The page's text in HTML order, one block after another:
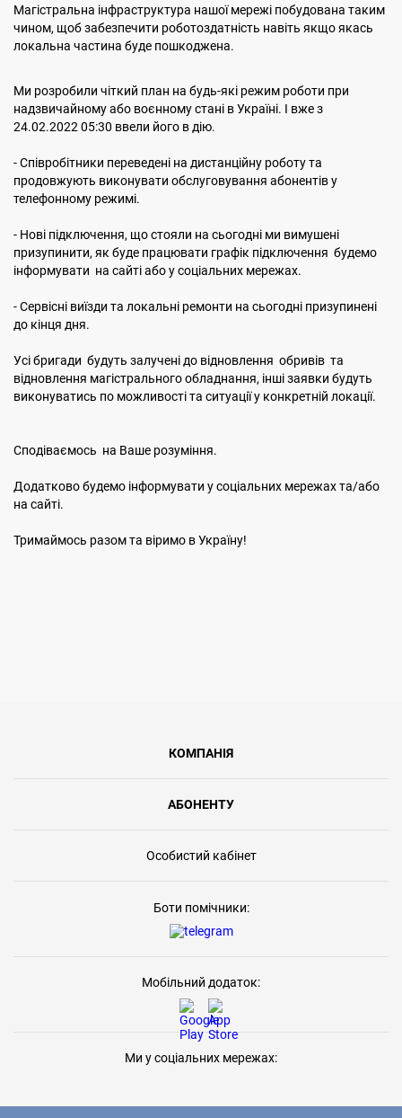
Магістральна інфраструктура нашої мережі побудована таким
чином, щоб забезпечити роботоздатність навіть якщо якась
локальна частина буде пошкоджена.
Ми розробили чіткий план на будь-які режим роботи при
надзвичайному або воєнному стані в Україні. І вже з
24.02.2022 05:30 ввели його в дію.
- Співробітники переведені на дистанційну роботу та
продовжують виконувати обслуговування абонентів у
телефонному режимі.
- Нові підключення, що стояли на сьогодні ми вимушені
призупинити, як буде працювати графік підключення будемо
інформувати на сайті або у соціальних мережах.
- Сервісні виїзди та локальні ремонти на сьогодні призупинені
до кінця дня.
Усі бригади будуть залучені до відновлення обривів та
відновлення магістрального обладнання, інші заявки будуть
виконуватись по можливості та ситуації у конкретній локації.
Сподіваємось на Ваше розуміння.
Додатково будемо інформувати у соціальних мережах та/або
на сайті.
Тримаймось разом та віримо в Україну!
КОМПАНІЯ
АБОНЕНТУ
Особистий кабінет
Боти помічники:
Мобільний додаток:
Ми у соціальних мережах: